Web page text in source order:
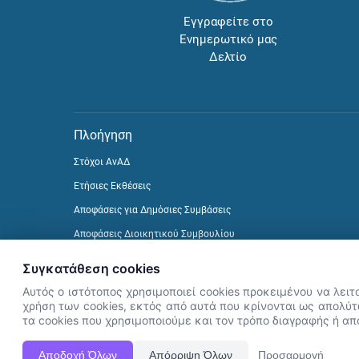
Εγγραφείτε στο
Ενημερωτικό μας
Δελτίο
Πλοήγηση
Στόχοι ΑνΑΔ
Ετήσιες Εκθέσεις
Αποφάσεις για Δημόσιες Συμβάσεις
Αποφάσεις Διοικητικού Συμβουλίου
Συγκατάθεση cookies
Αυτός ο ιστότοπος χρησιμοποιεί cookies προκειμένου να
χρήση των cookies, εκτός από αυτά που κρίνονται ως
τα cookies που χρησιμοποιούμε και τον τρόπο διαγραφής ή
Αποδοχή Όλων Απόρριψη Όλων Προσαρμογή